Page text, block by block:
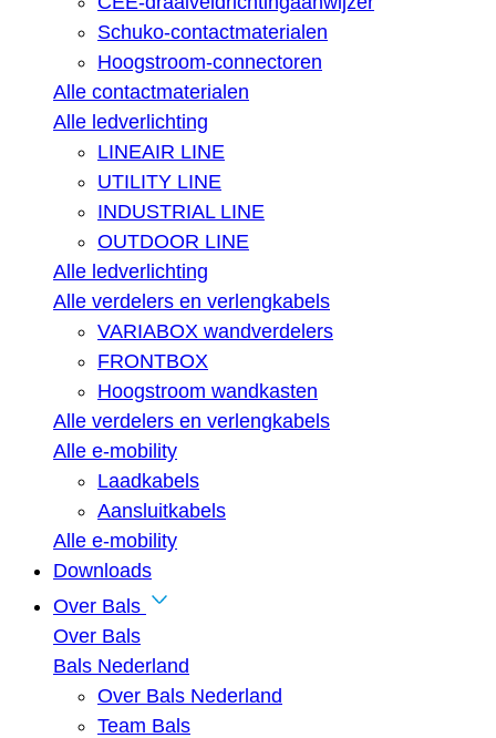
Schuko-contactmaterialen
Hoogstroom-connectoren
Alle contactmaterialen
Alle ledverlichting
LINEAIR LINE
UTILITY LINE
INDUSTRIAL LINE
OUTDOOR LINE
Alle ledverlichting
Alle verdelers en verlengkabels
VARIABOX wandverdelers
FRONTBOX
Hoogstroom wandkasten
Alle verdelers en verlengkabels
Alle e-mobility
Laadkabels
Aansluitkabels
Alle e-mobility
Downloads
Over Bals
Over Bals
Bals Nederland
Over Bals Nederland
Team Bals